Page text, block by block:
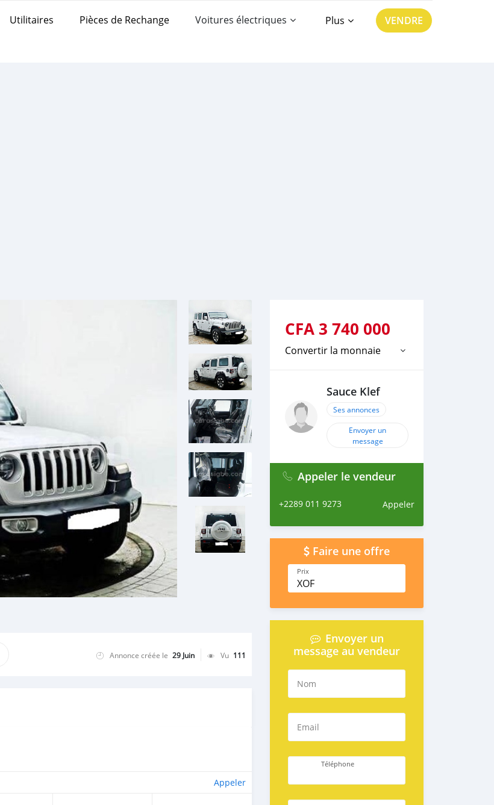
Utilitaires Pièces de Rechange Voitures électriques Plus VENDRE
Annonce créée le 29 Juin Vu 111
Appeler
CFA 3 740 000
Convertir la monnaie
Sauce Klef
Ses annonces
Envoyer un
message
Appeler le vendeur
+2289 011 9273 Appeler
Faire une offre
Prix
XOF
Envoyer un
message au vendeur
Nom
Email
Téléphone